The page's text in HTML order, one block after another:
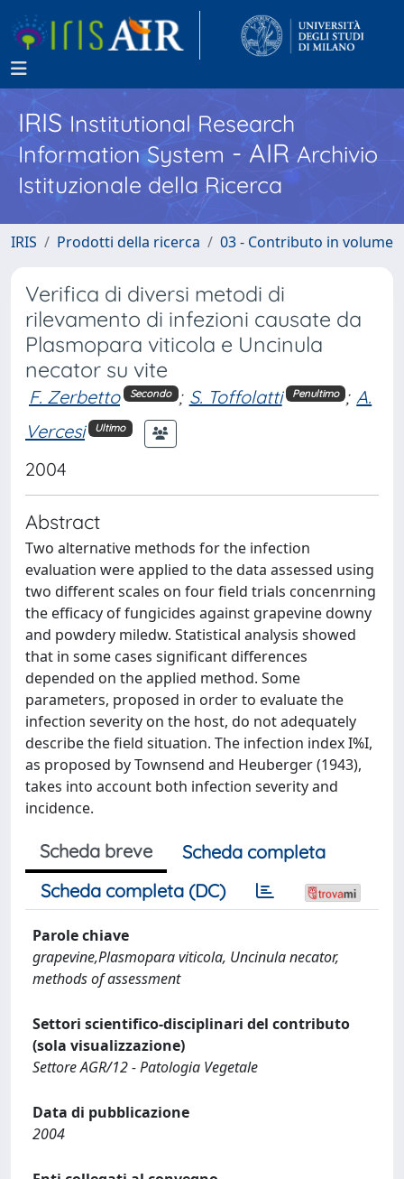
IRISInstitutional Research
Information System - AIR Archivio
Istituzionale della Ricerca
IRIS Prodotti della ricerca 03 - Contributo in volume
Verifica di diversi metodi di
rilevamento di infezioni causate da
Plasmopara viticola e Uncinula
necator su vite
F. Zerbetto Secondo ; S. Toffolatti Penultimo ; A.
Vercesi
Ultimo
2004
Abstract
Two alternative methods for the infection
evaluation were applied to the data assessed using
two different scales on four field trials concenrning
the efficacy of fungicides against grapevine downy
and powdery miledw. Statistical analysis showed
that in some cases significant differences
depended on the applied method. Some
parameters, proposed in order to evaluate the
infection severity on the host, do not adequately
describe the field situation. The infection index I%I,
as proposed by Townsend and Heuberger (1943),
takes into account both infection severity and
incidence.
Scheda breve
Scheda completa
Scheda completa (DC)
Parole chiave
grapevine,Plasmopara viticola, Uncinula necator,
methods of assessment
Settori scientifico-disciplinari del contributo
(sola visualizzazione)
Settore AGR/12 - Patologia Vegetale
Data di pubblicazione
2004